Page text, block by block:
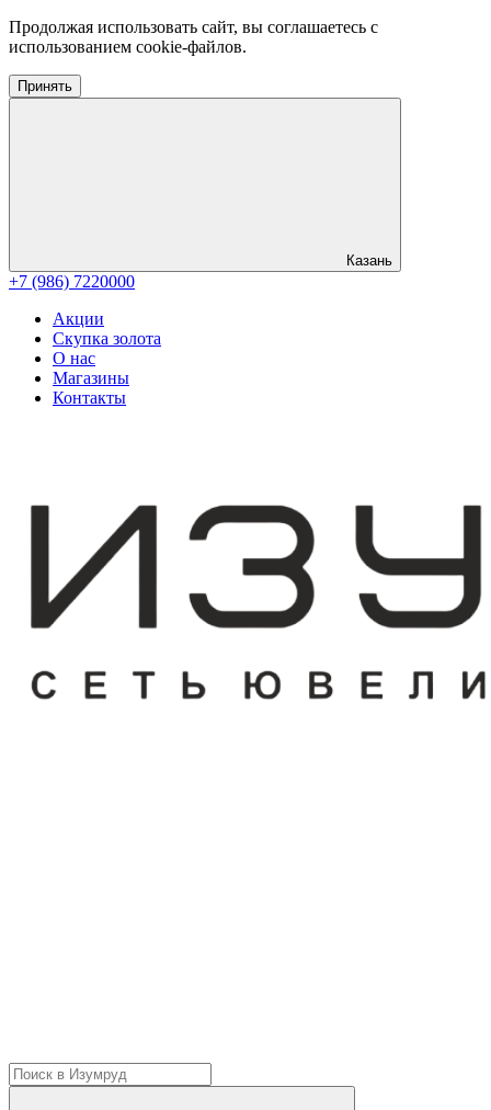
Продолжая использовать сайт, вы соглашаетесь с
использованием cookie-файлов.
Принять
Казань
+7 (986) 7220000
Акции
Скупка золота
О нас
Магазины
Контакты